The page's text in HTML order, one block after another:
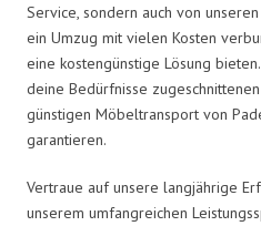
Service, sondern auch von
ein Umzug mit vielen Kosten
eine kostengünstige Lösung
deine Bedürfnisse
günstigen Möbeltransport von
garantieren.
Vertraue auf unsere langjährige
unserem umfangreichen